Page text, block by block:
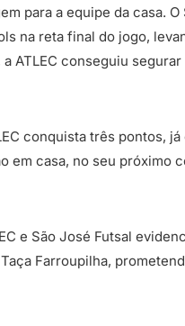
para a equipe da casa.
na reta final do jogo,
ATLEC conseguiu
conquista três pontos,
em casa, no seu próximo
e São José Futsal
Farroupilha,